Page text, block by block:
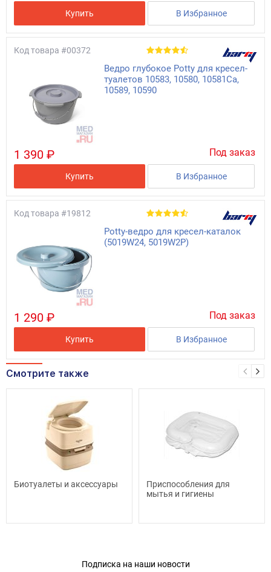
Купить В Избранное
Код товара #00372
Ведро глубокое Potty для кресел-
туалетов 10583, 10580, 10581Ca,
10589, 10590
1 390 ₽ Под заказ
Купить В Избранное
Код товара #19812
Potty-ведро для кресел-каталок
(5019W24, 5019W2P)
1 290 ₽ Под заказ
Купить В Избранное
Смотрите также
Биотуалеты и аксессуары
Приспособления для
мытья и гигиены
Подписка на наши новости